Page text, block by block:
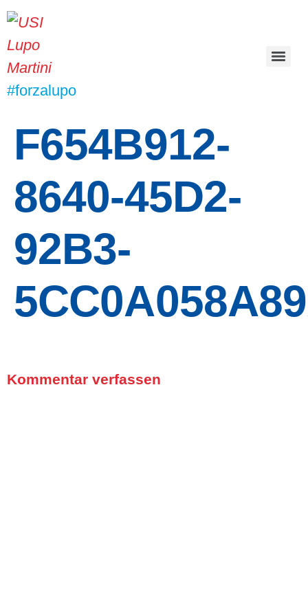
#forzalupo
F654B912-
8640-45D2-
92B3-
Kommentar verfassen